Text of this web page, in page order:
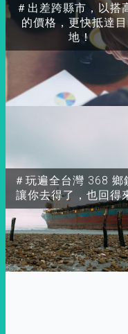
＃出差跨縣市，以搭
的價格，更快抵達
地！
＃玩遍全台灣 368 鄉
讓你去得了，也回得